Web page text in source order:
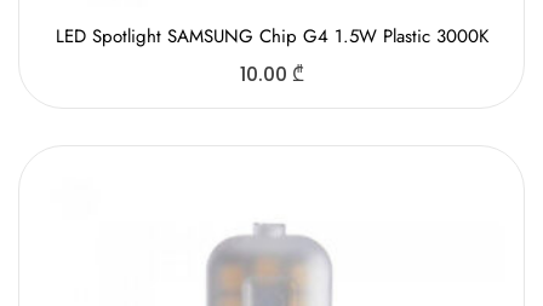
LED Spotlight SAMSUNG Chip G4 1.5W Plastic 3000K
10.00 ₾